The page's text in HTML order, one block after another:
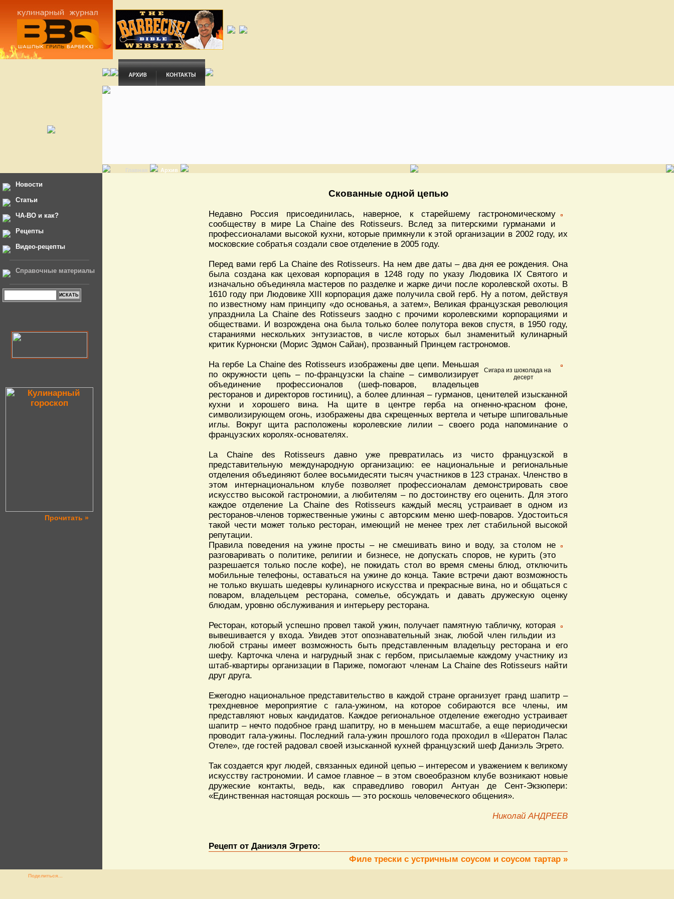
Главная Архив
Новости
Статьи
ЧА-ВО и как?
Рецепты
Видео-рецепты
Справочные материалы
Прочитать »
Скованные одной цепью
Недавно Россия присоединилась, наверное, к старейшему гастрономическому
сообществу в мире La Chaine des Rotisseurs. Вслед за питерскими гурманами и
профессионалами высокой кухни, которые примкнули к этой организации в 2002 году, их
московские собратья создали свое отделение в 2005 году.
Перед вами герб La Chaine des Rotisseurs. На нем две даты – два дня ее рождения. Она
была создана как цеховая корпорация в 1248 году по указу Людовика IX Святого и
изначально объединяла мастеров по разделке и жарке дичи после королевской охоты. В
1610 году при Людовике XIII корпорация даже получила свой герб. Ну а потом, действуя
по известному нам принципу «до основанья, а затем», Великая французская революция
упразднила La Chaine des Rotisseurs заодно с прочими королевскими корпорациями и
обществами. И возрождена она была только более полутора веков спустя, в 1950 году,
стараниями нескольких энтузиастов, в числе которых был знаменитый кулинарный
критик Курнонски (Морис Эдмон Сайан), прозванный Принцем гастрономов.
Сигара из шоколада на
десерт
На гербе La Chaine des Rotisseurs изображены две цепи. Меньшая
по окружности цепь – по-французски la chaine – символизирует
объединение профессионалов (шеф-поваров, владельцев
ресторанов и директоров гостиниц), а более длинная – гурманов, ценителей изысканной
кухни и хорошего вина. На щите в центре герба на огненно-красном фоне,
символизирующем огонь, изображены два скрещенных вертела и четыре шпиговальные
иглы. Вокруг щита расположены королевские лилии – своего рода напоминание о
французских королях-основателях.
La Chaine des Rotisseurs давно уже превратилась из чисто французской в
представительную международную организацию: ее национальные и региональные
отделения объединяют более восьмидесяти тысяч участников в 123 странах. Членство в
этом интернациональном клубе позволяет профессионалам демонстрировать свое
искусство высокой гастрономии, а любителям – по достоинству его оценить. Для этого
каждое отделение La Chaine des Rotisseurs каждый месяц устраивает в одном из
ресторанов-членов торжественные ужины с авторским меню шеф-поваров. Удостоиться
такой чести может только ресторан, имеющий не менее трех лет стабильной высокой
репутации.
Правила поведения на ужине просты – не смешивать вино и воду, за столом не
разговаривать о политике, религии и бизнесе, не допускать споров, не курить (это
разрешается только после кофе), не покидать стол во время смены блюд, отключить
мобильные телефоны, оставаться на ужине до конца. Такие встречи дают возможность
не только вкушать шедевры кулинарного искусства и прекрасные вина, но и общаться с
поваром, владельцем ресторана, сомелье, обсуждать и давать дружескую оценку
блюдам, уровню обслуживания и интерьеру ресторана.
Ресторан, который успешно провел такой ужин, получает памятную табличку, которая
вывешивается у входа. Увидев этот опознавательный знак, любой член гильдии из
любой страны имеет возможность быть представленным владельцу ресторана и его
шефу. Карточка члена и нагрудный знак с гербом, присылаемые каждому участнику из
штаб-квартиры организации в Париже, помогают членам La Chaine des Rotisseurs найти
друг друга.
Ежегодно национальное представительство в каждой стране организует гранд шапитр –
трехдневное мероприятие с гала-ужином, на которое собираются все члены, им
представляют новых кандидатов. Каждое региональное отделение ежегодно устраивает
шапитр – нечто подобное гранд шапитру, но в меньшем масштабе, а еще периодически
проводит гала-ужины. Последний гала-ужин прошлого года проходил в «Шератон Палас
Отеле», где гостей радовал своей изысканной кухней французский шеф Даниэль Эгрето.
Так создается круг людей, связанных единой цепью – интересом и уважением к великому
искусству гастрономии. И самое главное – в этом своеобразном клубе возникают новые
дружеские контакты, ведь, как справедливо говорил Антуан де Сент-Экзюпери:
«Единственная настоящая роскошь — это роскошь человеческого общения».
Николай АНДРЕЕВ
Рецепт от Даниэля Эгрето:
Филе трески с устричным соусом и соусом тартар »